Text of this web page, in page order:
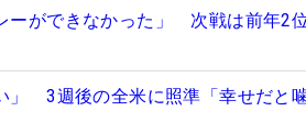
ーができなかった」 次戦は前年2
」 3週後の全米に照準「幸せだと